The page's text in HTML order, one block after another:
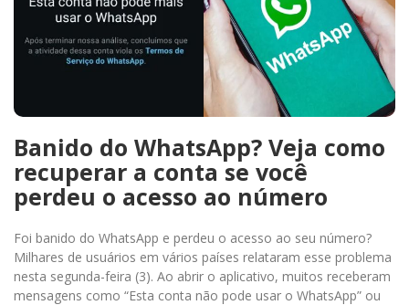
Banido do WhatsApp? Veja como
recuperar a conta se você
perdeu o acesso ao número
Foi banido do WhatsApp e perdeu o acesso ao seu número?
Milhares de usuários em vários países relataram esse problema
nesta segunda-feira (3). Ao abrir o aplicativo, muitos receberam
mensagens como “Esta conta não pode usar o WhatsApp” ou